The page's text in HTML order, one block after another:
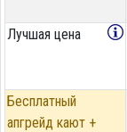
Лучшая цена
Бесплатный
апгрейд кают +